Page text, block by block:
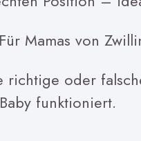
Für Mamas von
richtige oder
funktioniert.